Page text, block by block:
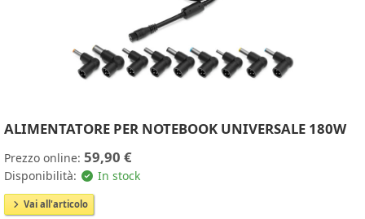
ALIMENTATORE PER NOTEBOOK UNIVERSALE 180W
Prezzo online: 59,90 €
Disponibilità: In stock
Vai all'articolo